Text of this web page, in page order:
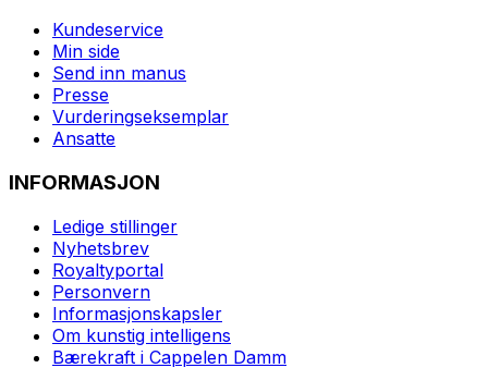
Kundeservice
Min side
Send inn manus
Presse
Vurderingseksemplar
Ansatte
INFORMASJON
Ledige stillinger
Nyhetsbrev
Royaltyportal
Personvern
Informasjonskapsler
Om kunstig intelligens
Bærekraft i Cappelen Damm